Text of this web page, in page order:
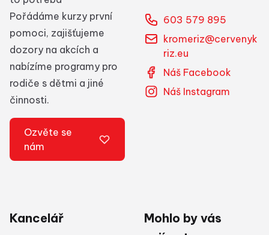
Pořádáme kurzy první
pomoci, zajišťujeme
dozory na akcích a
nabízíme programy pro
rodiče s dětmi a jiné
činnosti.
Ozvěte se
nám
603 579 895
kromeriz@cervenyk
riz.eu
Náš Facebook
Náš Instagram
Kancelář
Mohlo by vás